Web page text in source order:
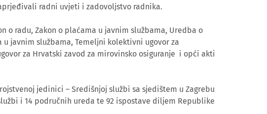
radni uvjeti i zadovoljstvo radnika.
o radu, Zakon o plaćama u javnim službama, Uredba o
javnim službama, Temeljni kolektivni ugovor za
za Hrvatski zavod za mirovinsko osiguranje i opći akti
jedinici – Središnjoj službi sa sjedištem u Zagrebu
i 14 područnih ureda te 92 ispostave diljem Republike